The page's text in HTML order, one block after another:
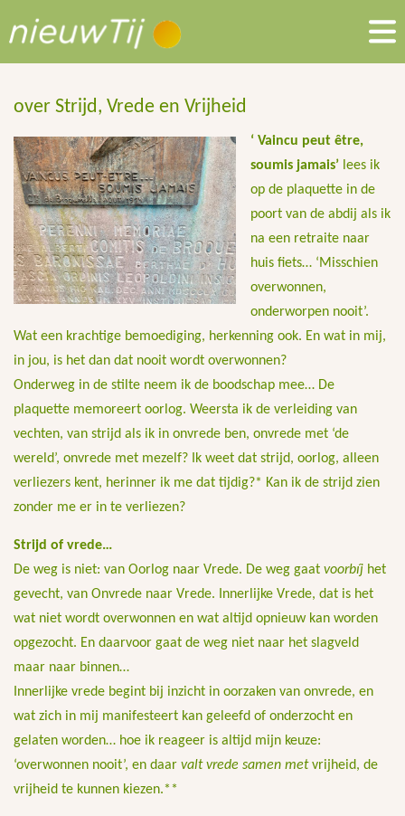
over Strijd, Vrede en Vrijheid
‘ Vaincu peut être,
soumis jamais’ lees ik
op de plaquette in de
poort van de abdij als ik
na een retraite naar
huis fiets… ‘Misschien
overwonnen,
onderworpen nooit’.
Wat een krachtige bemoediging, herkenning ook. En wat in mij,
in jou, is het dan dat nooit wordt overwonnen?
Onderweg in de stilte neem ik de boodschap mee… De
plaquette memoreert oorlog. Weersta ik de verleiding van
vechten, van strijd als ik in onvrede ben, onvrede met ‘de
wereld’, onvrede met mezelf? Ik weet dat strijd, oorlog, alleen
verliezers kent, herinner ik me dat tijdig?* Kan ik de strijd zien
zonder me er in te verliezen?
Strijd of vrede…
De weg is niet: van Oorlog naar Vrede. De weg gaat voorbíj het
gevecht, van Onvrede naar Vrede. Innerlijke Vrede, dat is het
wat niet wordt overwonnen en wat altijd opnieuw kan worden
opgezocht. En daarvoor gaat de weg niet naar het slagveld
maar naar binnen…
Innerlijke vrede begint bij inzicht in oorzaken van onvrede, en
wat zich in mij manifesteert kan geleefd of onderzocht en
gelaten worden… hoe ik reageer is altijd mijn keuze:
‘overwonnen nooit’, en daar valt vrede samen metvrijheid, de
vrijheid te kunnen kiezen.**